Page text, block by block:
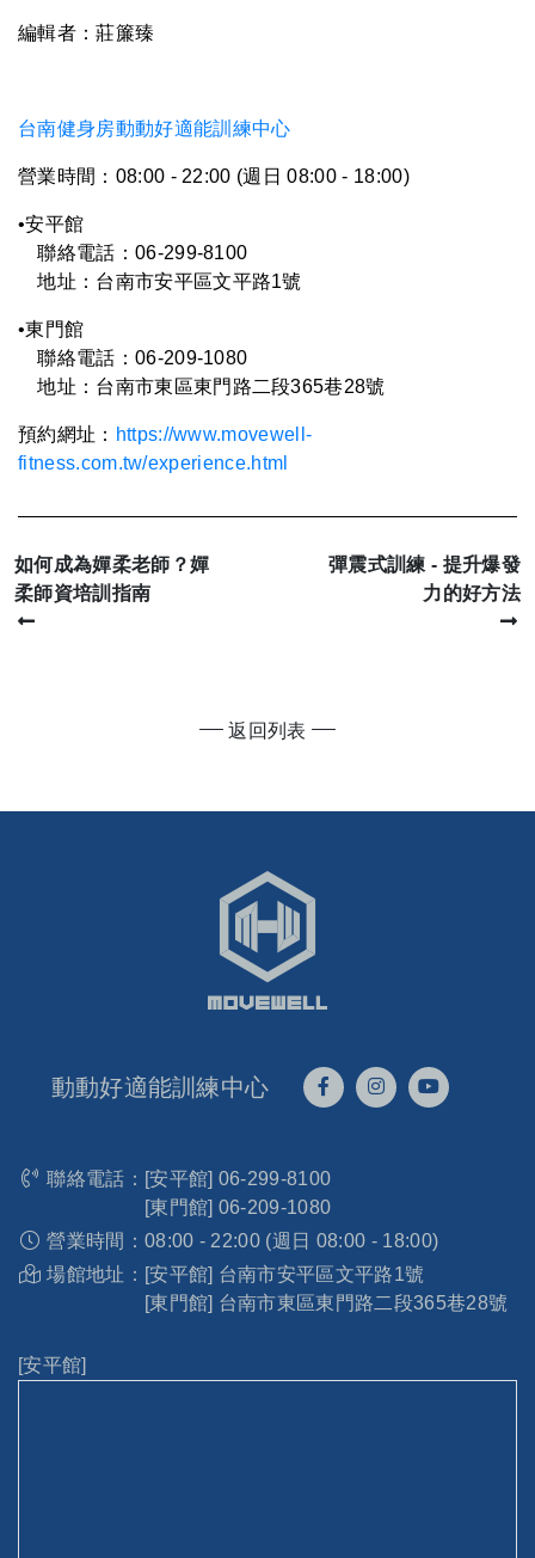
編輯者：莊簾臻
台南健身房動動好適能訓練中心
營業時間：08:00 - 22:00 (週日 08:00 - 18:00)
•安平館
聯絡電話：06-299-8100
地址：台南市安平區文平路1號
•東門館
聯絡電話：06-209-1080
地址：台南市東區東門路二段365巷28號
預約網址： https://www.movewell-
fitness.com.tw/experience.html
如何成為嬋柔老師？嬋
柔師資培訓指南
彈震式訓練 - 提升爆發
力的好方法
返回列表
動動好適能訓練中心
聯絡電話： [安平館] 06-299-8100
[東門館] 06-209-1080
營業時間： 08:00 - 22:00 (週日 08:00 - 18:00)
場館地址： [安平館] 台南市安平區文平路1號
[東門館] 台南市東區東門路二段365巷28號
[安平館]